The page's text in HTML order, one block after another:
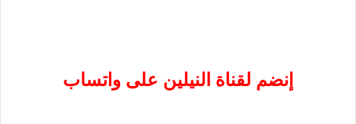
إنضم لقناة النيلين على واتساب